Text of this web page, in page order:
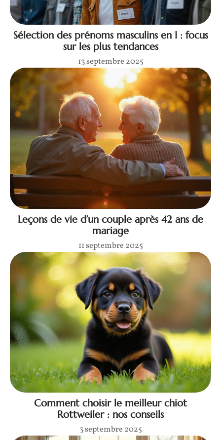
Sélection des prénoms masculins en I : focus
sur les plus tendances
13 septembre 2025
Leçons de vie d’un couple après 42 ans de
mariage
11 septembre 2025
Comment choisir le meilleur chiot
Rottweiler : nos conseils
3 septembre 2025